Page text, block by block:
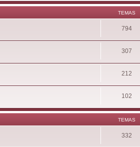
TEMAS
794
307
212
102
TEMAS
332